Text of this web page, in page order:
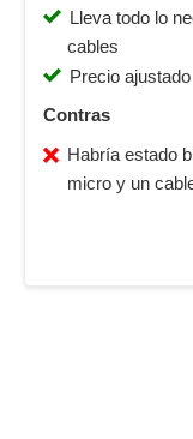
Lleva todo lo
cables
Precio ajustado
Contras
Habría estado
micro y un